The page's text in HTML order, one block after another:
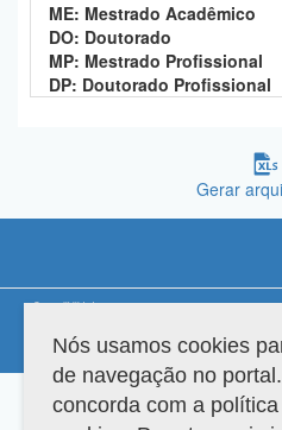
ME: Mestrado Acadêmico
DO: Doutorado
MP: Mestrado Profissional
DP: Doutorado Profissional
Gerar
Compatibilidade
Versão do sistema: 3.88.9 Copyright
Nós usamos cookies
de navegação no
concorda com a